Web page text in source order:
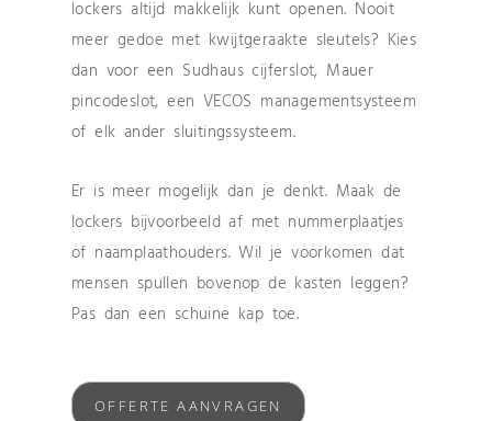
lockers altijd makkelijk kunt openen. Nooit
meer gedoe met kwijtgeraakte sleutels? Kies
dan voor een Sudhaus cijferslot, Mauer
pincodeslot, een VECOS managementsysteem
of elk ander sluitingssysteem.
Er is meer mogelijk dan je denkt. Maak de
lockers bijvoorbeeld af met nummerplaatjes
of naamplaathouders. Wil je voorkomen dat
mensen spullen bovenop de kasten leggen?
Pas dan een schuine kap toe.
OFFERTE AANVRAGEN